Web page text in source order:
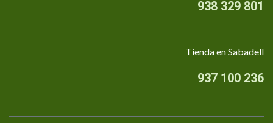
938 329 801
Tienda en Sabadell
937 100 236